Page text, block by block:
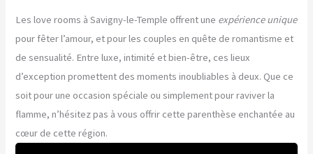
Les love rooms à Savigny-le-Temple offrent une expérience unique
pour fêter l’amour, et pour les couples en quête de romantisme et
de sensualité. Entre luxe, intimité et bien-être, ces lieux
d’exception promettent des moments inoubliables à deux. Que ce
soit pour une occasion spéciale ou simplement pour raviver la
flamme, n’hésitez pas à vous offrir cette parenthèse enchantée au
cœur de cette région.